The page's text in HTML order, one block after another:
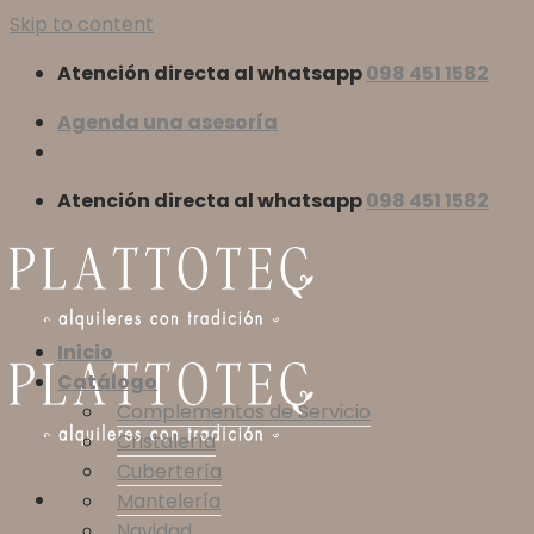
Skip to content
Atención directa al whatsapp098 451 1582
Agenda una asesoría
Atención directa al whatsapp098 451 1582
Inicio
Catálogo
Complementos de Servicio
Cristalería
Cubertería
Mantelería